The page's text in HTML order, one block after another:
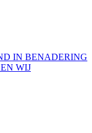
IN BENADERING
WIJ